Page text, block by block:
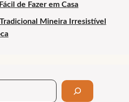
de Fazer em Casa
Mineira Irresistível